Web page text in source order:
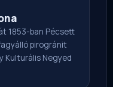
1853-ban Pécsett
pirogránit
Kulturális Negyed